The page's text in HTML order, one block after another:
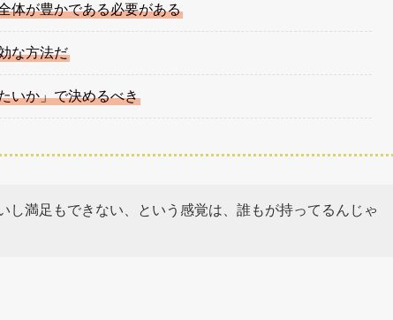
体が豊かである必要がある
な方法だ
いか」で決めるべき
し満足もできない、という感覚は、誰もが持ってるんじゃ